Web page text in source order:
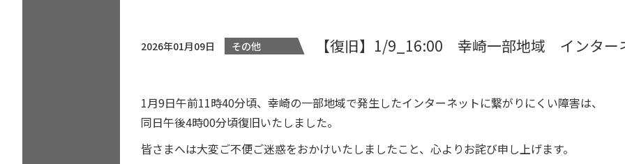
2026年01月09日 その他 【復旧】1/9_16:00 幸崎一部地域 インター
1月9日午前11時40分頃、幸崎の一部地域で発生したインターネットに繋がりにくい障害は、
同日午後4時00分頃復旧いたしました。
皆さまへは大変ご不便ご迷惑をおかけいたしましたこと、心よりお詫び申し上げます。